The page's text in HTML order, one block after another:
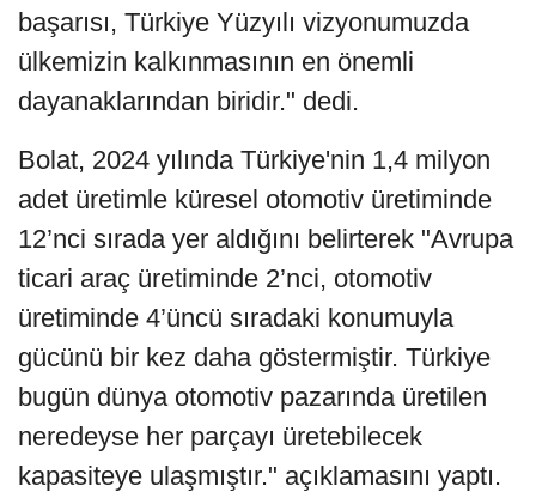
başarısı, Türkiye Yüzyılı vizyonumuzda
ülkemizin kalkınmasının en önemli
dayanaklarından biridir." dedi.
Bolat, 2024 yılında Türkiye'nin 1,4 milyon
adet üretimle küresel otomotiv üretiminde
12’nci sırada yer aldığını belirterek "Avrupa
ticari araç üretiminde 2’nci, otomotiv
üretiminde 4’üncü sıradaki konumuyla
gücünü bir kez daha göstermiştir. Türkiye
bugün dünya otomotiv pazarında üretilen
neredeyse her parçayı üretebilecek
kapasiteye ulaşmıştır." açıklamasını yaptı.